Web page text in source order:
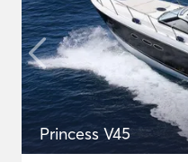
Princess V45